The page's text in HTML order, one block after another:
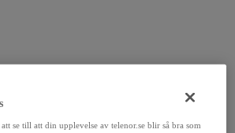
se till att din upplevelse av telenor.se blir så bra som